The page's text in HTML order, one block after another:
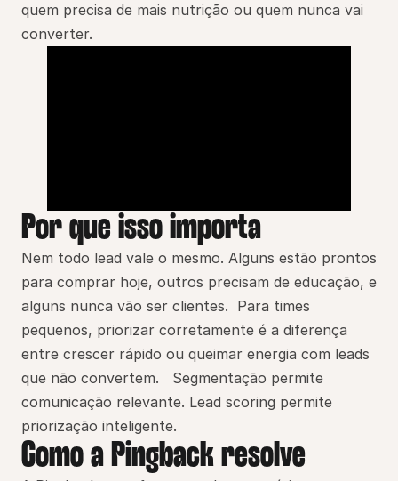
quem precisa de mais nutrição ou quem nunca vai
converter.
Por que isso importa
Nem todo lead vale o mesmo. Alguns estão prontos
para comprar hoje, outros precisam de educação, e
alguns nunca vão ser clientes.  Para times
pequenos, priorizar corretamente é a diferença
entre crescer rápido ou queimar energia com leads
que não convertem.   Segmentação permite
comunicação relevante. Lead scoring permite
priorização inteligente.
Como a Pingback resolve